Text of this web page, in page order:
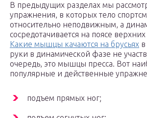
В предыдущих разделах мы
упражнения, в которых тело
относительно неподвижным, а
сосредотачивается на поясе
Какие мышцы качаются на брусьях в
руки в динамической фазе не
очередь, это мышцы пресса. Вот
популярные и действенные
подъем прямых ног;